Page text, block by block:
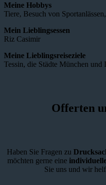
Meine Hobbys
Tiere, Besuch von
Mein Lieblingsessen
Riz Casimir
Meine Lieblingsreiseziele
Tessin, die Städte München und
Offerten
Haben Sie Fragen zu
möchten gerne eine
Sie uns und wir